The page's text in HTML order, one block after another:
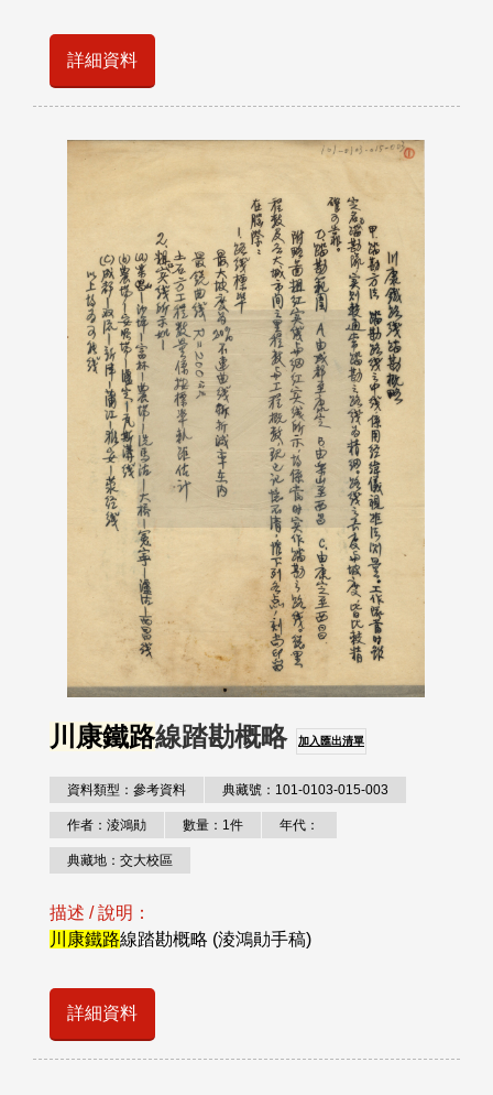
詳細資料
川康鐵路線踏勘概略 加入匯出清單
資料類型：參考資料 典藏號：101-0103-015-003
作者：淩鴻勛 數量：1件 年代：
典藏地：交大校區
描述 / 說明：
川康鐵路線踏勘概略 (淩鴻勛手稿)
詳細資料